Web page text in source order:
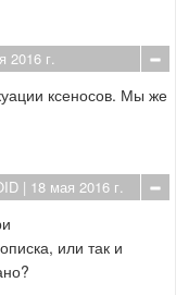
2016 г.
ксеносов. Мы же
| 18 мая 2016 г.
или так и